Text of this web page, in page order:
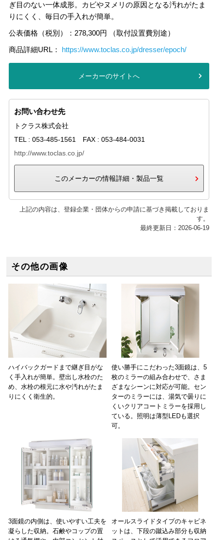
ぎ目のない一体成形。カビやヌメリの原因となる汚れがたま
りにくく、毎日の手入れが簡単。
公表価格（税別）：278,300円 （取付設置費別途）
商品詳細URL： https://www.toclas.co.jp/dresser/epoch/
メーカーのサイトへ
お問い合わせ先
トクラス株式会社
TEL : 053-485-1561 FAX : 053-484-0031
http://www.toclas.co.jp/
このメーカーの情報詳細・製品一覧
上記の内容は、登録企業・団体からの申請に基づき掲載しておりま
す。
最終更新日：2026-06-19
その他の画像
ハイバックガードまで継ぎ目がな
く手入れが簡単。壁出し水栓のた
め、水栓の根元に水や汚れがたま
りにくく衛生的。
使い勝手にこだわった3面鏡は、5
枚のミラーの組み合わせで、さま
ざまなシーンに対応が可能。セン
ターのミラーには、湯気で曇りに
くいクリアコートミラーを採用し
ている。照明は薄型LEDも選択
可。
3面鏡の内側は、使いやすい工夫を
凝らした収納。石鹸やコップの置
オールスライドタイプのキャビネ
ットは、下段の蹴込み部分も収納